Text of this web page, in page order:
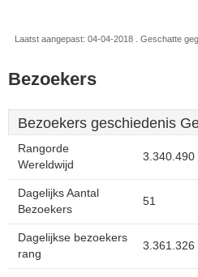
Laatst aangepast: 04-04-2018 . Geschatte
Bezoekers
Bezoekers geschiedenis
Rangorde
Wereldwijd
3.340.490
Dagelijks Aantal
Bezoekers
51
Dagelijkse bezoekers
rang
3.361.326